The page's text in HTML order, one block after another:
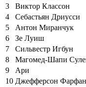
3
Виктор Классон
4
Себастьян Дриусси
5
Антон Миранчук
6
Зе Луиш
7
Сильвестр Игбун
8
Магомед-Шапи
9
Ари
10 Джефферсон Фарфан